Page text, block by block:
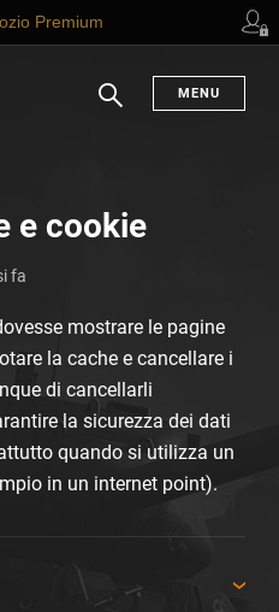
Premium
Ricerca
MENU
e cookie
fa
mostrare le pagine
la cache e cancellare i
di cancellarli
la sicurezza dei dati
quando si utilizza un
in un internet point).